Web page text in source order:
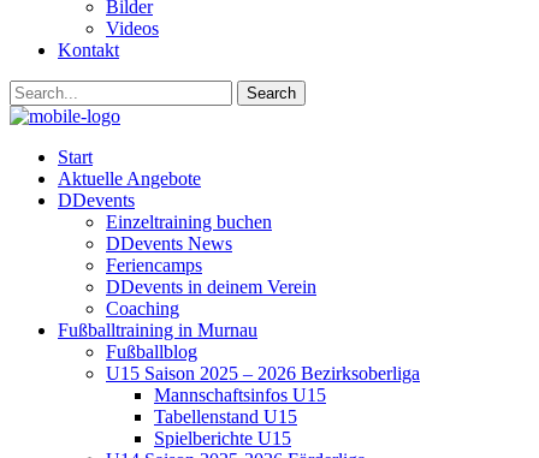
Bilder
Videos
Kontakt
Start
Aktuelle Angebote
DDevents
Einzeltraining buchen
DDevents News
Feriencamps
DDevents in deinem Verein
Coaching
Fußballtraining in Murnau
Fußballblog
U15 Saison 2025 – 2026 Bezirksoberliga
Mannschaftsinfos U15
Tabellenstand U15
Spielberichte U15